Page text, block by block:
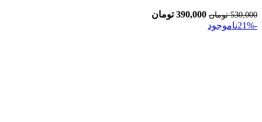
530,000 تومان 390,000 تومان
-21%
ناموجود